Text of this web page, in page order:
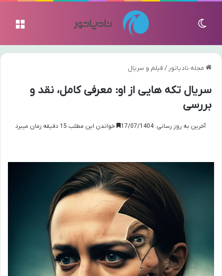
مجله نادیاتور / فیلم و سریال
سریال تکه هایی از او: معرفی کامل، نقد و
بررسی
آخرین به روز رسانی: 17/07/1404 خواندن این مطلب 15 دقیقه زمان میبرد